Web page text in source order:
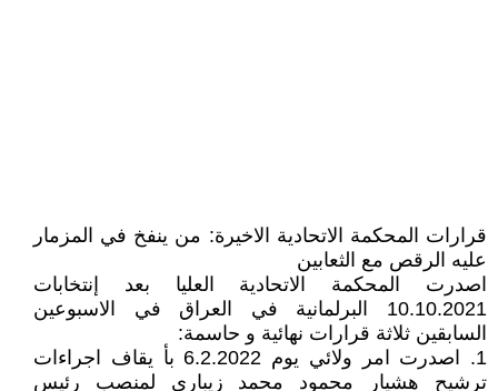
قرارات المحكمة الاتحادية الاخيرة: من ينفخ في المزمار
عليه الرقص مع الثعابين
اصدرت المحكمة الاتحادية العليا بعد إنتخابات
10.10.2021 البرلمانية في العراق في الاسبوعين
السابقين ثلاثة قرارات نهائية و حاسمة:
1. اصدرت امر ولائي يوم 6.2.2022 بأ يقاف اجراءات
ترشيح هشيار محمود محمد زيباري لمنصب رئيس